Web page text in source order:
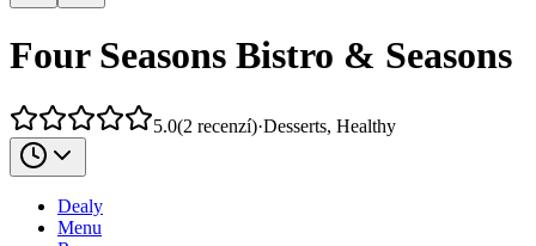
Four Seasons Bistro & Seasons
5.0(2 recenzí)·Desserts, Healthy
Dealy
Menu